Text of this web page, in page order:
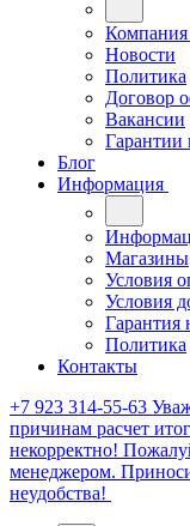
Компания
Новости
Политика
Договор
Вакансии
Гарантии
Блог
Информация
Магазины
Условия
Условия
Гарантия
Политика
Контакты
+7 923 314-55-63
причинам расчет
некорректно!
менеджером.
неудобства!